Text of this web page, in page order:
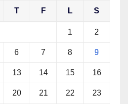
T F L S
1 2
6 7 8 9
13 14 15 16
20 21 22 23